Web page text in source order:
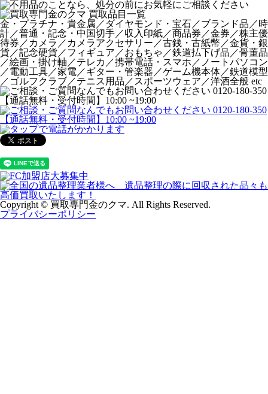
金・プラチナ・貴金属／ダイヤモンド・宝石／ブランド品／時
計／普通・記念・中国切手／収入印紙／商品券／金券／株主優
待券／カメラ／カメラアクセサリー／古銭・古紙幣／金貨・銀
貨／記念硬貨／フィギュア／おもちゃ／鉄道払下げ品／骨董品
／絵画・掛け軸／テレカ／携帯電話・スマホ／ノートパソコン
／電動工具／家電／ギター・管楽器／ゲーム機本体／鉄道模型
／ゴルフクラブ／テニス用品／スポーツウェア／洋酒全般 etc
Copyright © 買取専門金のクマ. All Rights Reserved.
プライバシーポリシー